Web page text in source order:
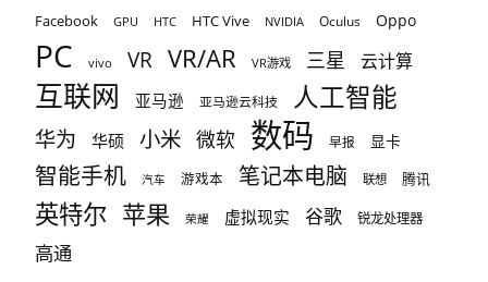
Facebook GPU HTC HTC Vive NVIDIA Oculus Oppo
PC vivo VR VR/AR VR游戏 三星 云计算
互联网 亚马逊 亚马逊云科技 人工智能
华为 华硕 小米 微软 数码 早报 显卡
智能手机 汽车 游戏本 笔记本电脑 联想 腾讯
英特尔 苹果 荣耀 虚拟现实 谷歌 锐龙处理器
高通